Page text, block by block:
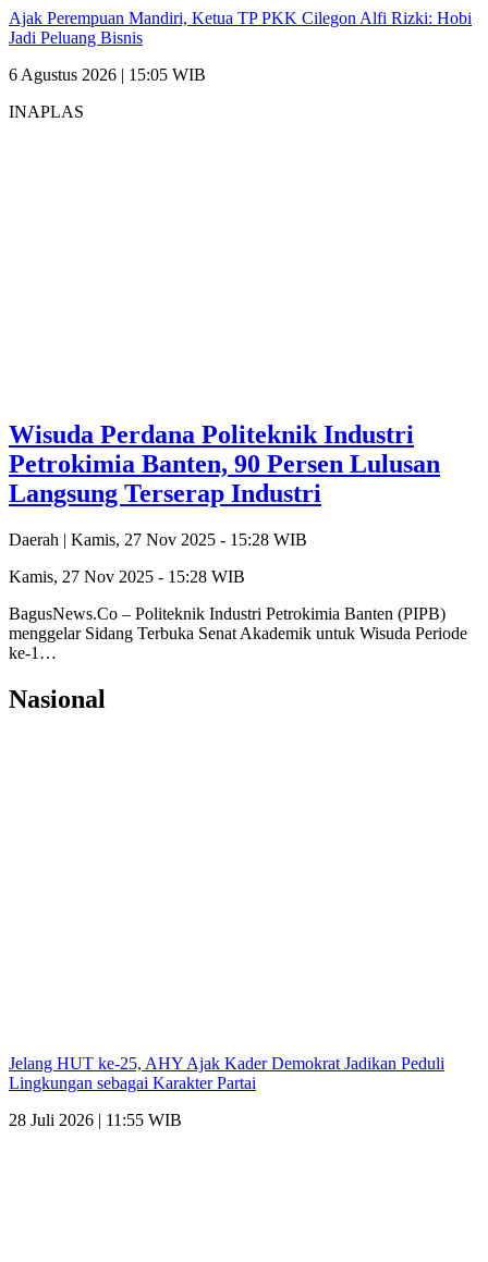
Ajak Perempuan Mandiri, Ketua TP PKK Cilegon Alfi Rizki: Hobi
Jadi Peluang Bisnis
6 Agustus 2026 | 15:05 WIB
INAPLAS
Wisuda Perdana Politeknik Industri
Petrokimia Banten, 90 Persen Lulusan
Langsung Terserap Industri
Daerah | Kamis, 27 Nov 2025 - 15:28 WIB
Kamis, 27 Nov 2025 - 15:28 WIB
BagusNews.Co – Politeknik Industri Petrokimia Banten (PIPB)
menggelar Sidang Terbuka Senat Akademik untuk Wisuda Periode
ke-1…
Nasional
Jelang HUT ke-25, AHY Ajak Kader Demokrat Jadikan Peduli
Lingkungan sebagai Karakter Partai
28 Juli 2026 | 11:55 WIB